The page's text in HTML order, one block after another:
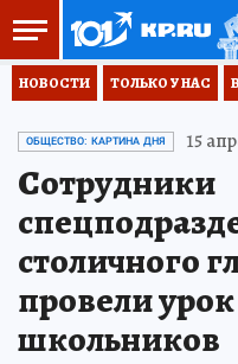
НОВОСТИ ТОЛЬКО У НАС
ОБЩЕСТВО: КАРТИНА ДНЯ 15
Сотрудники
столичного
провели
школьников